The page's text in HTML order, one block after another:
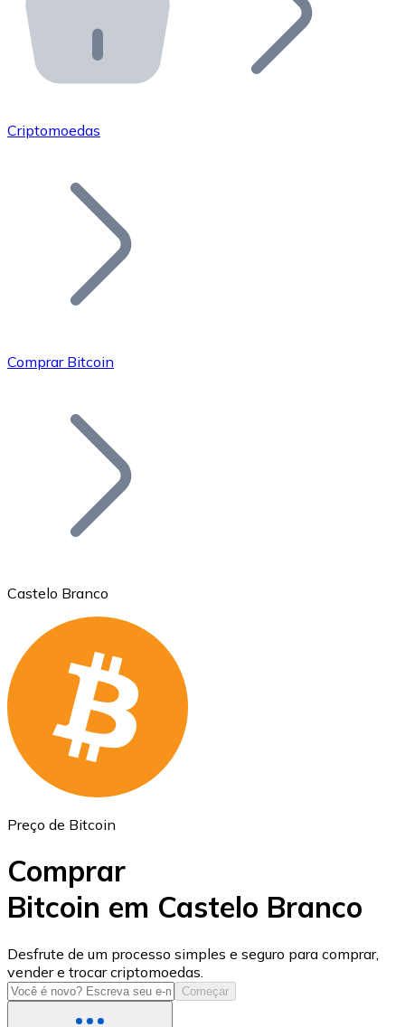
API Bitnovo
Integre nossa API no seu ecossistema.
Junte-se à nossa rede de revendedores e comercialize
Adicione o token do seu projeto ao nosso serviço de
Bitcoin
Ethereum
ETH
USD Coin
USDC
Criptomoedas
Comprar Bitcoin
Castelo Branco
Preço de Bitcoin
Comprar
Bitcoin em Castelo Branco
Desfrute de um processo simples e seguro para comprar,
vender e trocar criptomoedas.
Começar